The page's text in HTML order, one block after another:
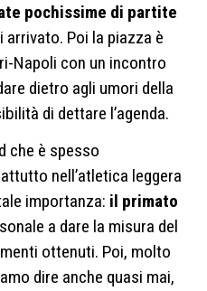
pochissime di partite
arrivato. Poi la piazza è
Napoli con un incontro
dietro agli umori della
di dettare l’agenda.
che è spesso
nell’atletica leggera
importanza: il primato
a dare la misura del
ottenuti. Poi, molto
dire anche quasi mai,